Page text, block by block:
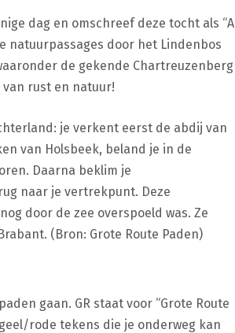
dag en omschreef deze tocht als “A
natuurpassages door het Lindenbos
de gekende Chartreuzenberg
rust en natuur!
je verkent eerst de abdij van
van Holsbeek, beland je in de
Daarna beklim je
naar je vertrekpunt. Deze
door de zee overspoeld was. Ze
(Bron: Grote Route Paden)
gaan. GR staat voor “Grote Route
rode tekens die je onderweg kan